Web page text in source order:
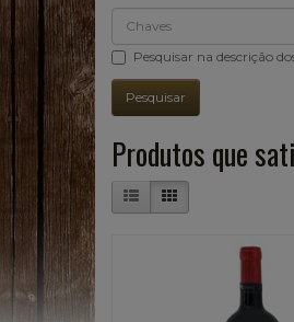
Pesquisar na descrição
Produtos que